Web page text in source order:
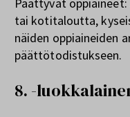
Päättyvät
tai kotitaloutta,
näiden oppiaineiden
päättötodistukseen.
8. -